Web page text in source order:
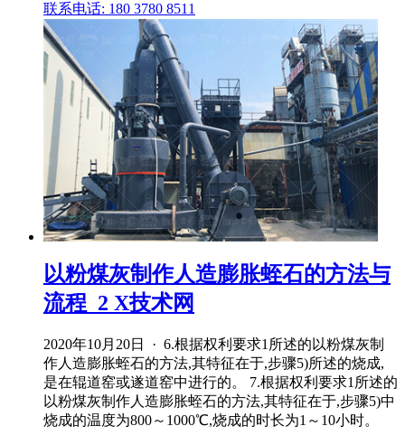
联系电话: 180 3780 8511
以粉煤灰制作人造膨胀蛭石的方法与
流程_2 X技术网
2020年10月20日 · 6.根据权利要求1所述的以粉煤灰制
作人造膨胀蛭石的方法,其特征在于,步骤5)所述的烧成,
是在辊道窑或遂道窑中进行的。 7.根据权利要求1所述的
以粉煤灰制作人造膨胀蛭石的方法,其特征在于,步骤5)中
烧成的温度为800～1000℃,烧成的时长为1～10小时。